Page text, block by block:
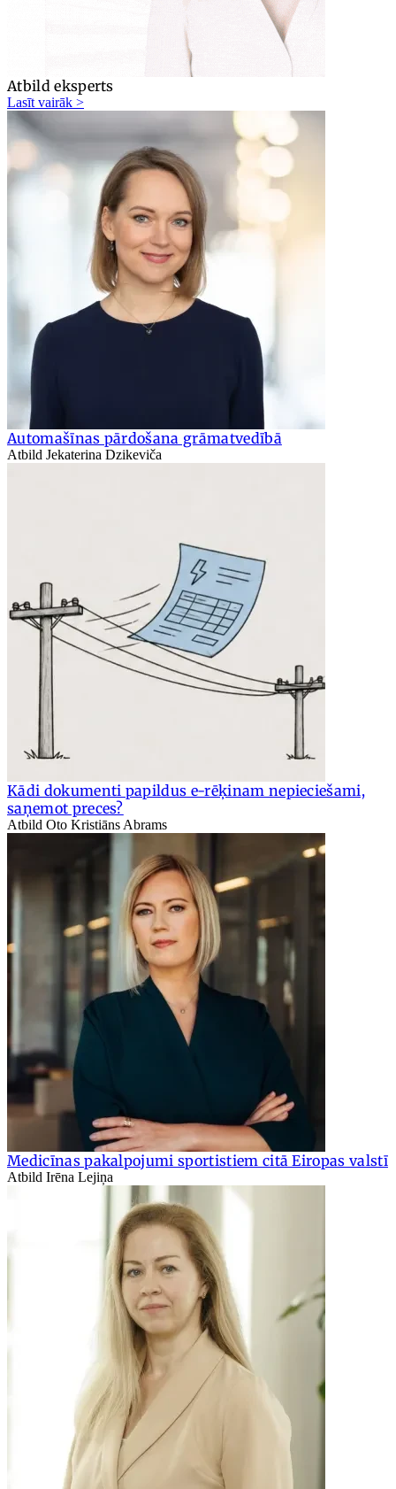
Atbild eksperts
Lasīt vairāk >
Automašīnas pārdošana grāmatvedībā
Atbild Jekaterina Dzikeviča
Kādi dokumenti papildus e-rēķinam nepieciešami,
saņemot preces?
Atbild Oto Kristiāns Abrams
Medicīnas pakalpojumi sportistiem citā Eiropas valstī
Atbild Irēna Lejiņa